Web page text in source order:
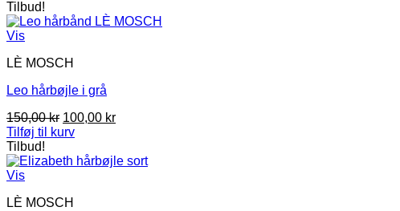
var:
er:
Tilbud!
Vis
LÈ MOSCH
Leo hårbøjle i grå
150,00kr Den
oprindelige
var:
100,00 krDen
er:
Tilføj til kurv
Tilbud!
Vis
LÈ MOSCH